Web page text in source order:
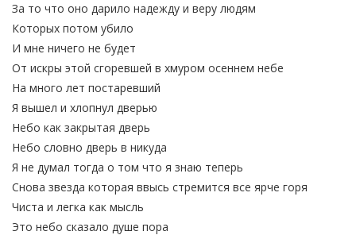
За то что оно дарило надежду и веру людям
Которых потом убило
И мне ничего не будет
От искры этой сгоревшей в хмуром осеннем небе
На много лет постаревший
Я вышел и хлопнул дверью
Небо как закрытая дверь
Небо словно дверь в никуда
Я не думал тогда о том что я знаю теперь
Снова звезда которая ввысь стремится все ярче горя
Чиста и легка как мысль
Это небо сказало душе пора